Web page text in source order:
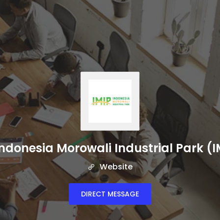
Morowali Industrial Park
Website
DIRECT MESSAGE